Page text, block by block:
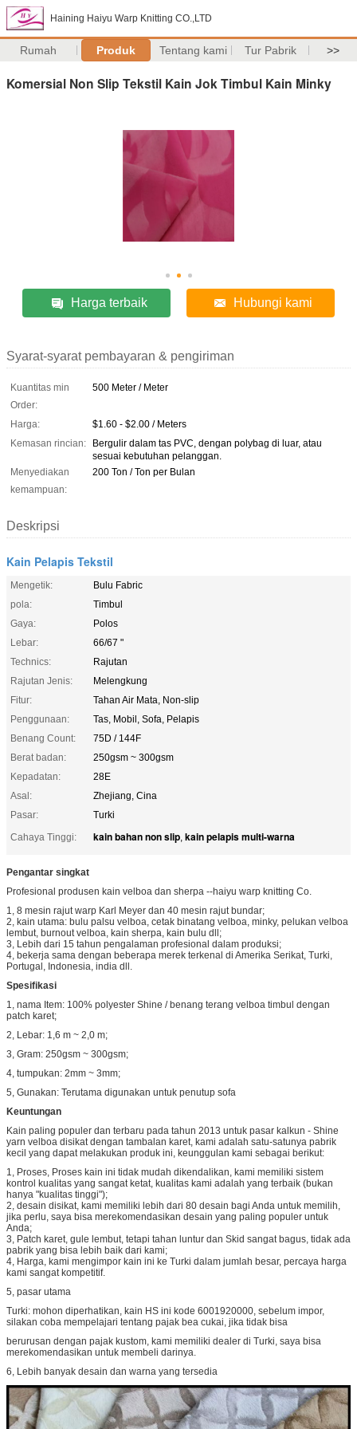
Haining Haiyu Warp Knitting CO.,LTD
Rumah Produk Tentang kami Tur Pabrik >>
Komersial Non Slip Tekstil Kain Jok Timbul Kain Minky
Harga terbaik Hubungi kami
Syarat-syarat pembayaran & pengiriman
Kuantitas min
Order:
500 Meter / Meter
Harga:
$1.60 - $2.00 / Meters
Kemasan rincian:
Bergulir dalam tas PVC, dengan polybag di luar, atau
sesuai kebutuhan pelanggan.
Menyediakan
kemampuan:
200 Ton / Ton per Bulan
Deskripsi
Kain Pelapis Tekstil
Mengetik:
Bulu Fabric
pola:
Timbul
Gaya:
Polos
Lebar:
66/67 "
Technics:
Rajutan
Rajutan Jenis:
Melengkung
Fitur:
Tahan Air Mata, Non-slip
Penggunaan:
Tas, Mobil, Sofa, Pelapis
Benang Count:
75D / 144F
Berat badan:
250gsm ~ 300gsm
Kepadatan:
28E
Asal:
Zhejiang, Cina
Pasar:
Turki
Cahaya Tinggi:
kain bahan non slip, kain pelapis multi-warna
Pengantar singkat
Profesional produsen kain velboa dan sherpa --haiyu warp knitting Co.
1, 8 mesin rajut warp Karl Meyer dan 40 mesin rajut bundar;
2, kain utama: bulu palsu velboa, cetak binatang velboa, minky, pelukan velboa
lembut, burnout velboa, kain sherpa, kain bulu dll;
3, Lebih dari 15 tahun pengalaman profesional dalam produksi;
4, bekerja sama dengan beberapa merek terkenal di Amerika Serikat, Turki,
Portugal, Indonesia, india dll.
Spesifikasi
1, nama Item: 100% polyester Shine / benang terang velboa timbul dengan
patch karet;
2, Lebar: 1,6 m ~ 2,0 m;
3, Gram: 250gsm ~ 300gsm;
4, tumpukan: 2mm ~ 3mm;
5, Gunakan: Terutama digunakan untuk penutup sofa
Keuntungan
Kain paling populer dan terbaru pada tahun 2013 untuk pasar kalkun - Shine
yarn velboa disikat dengan tambalan karet, kami adalah satu-satunya pabrik
kecil yang dapat melakukan produk ini, keunggulan kami sebagai berikut:
1, Proses, Proses kain ini tidak mudah dikendalikan, kami memiliki sistem
kontrol kualitas yang sangat ketat, kualitas kami adalah yang terbaik (bukan
hanya "kualitas tinggi");
2, desain disikat, kami memiliki lebih dari 80 desain bagi Anda untuk memilih,
jika perlu, saya bisa merekomendasikan desain yang paling populer untuk
Anda;
3, Patch karet, gule lembut, tetapi tahan luntur dan Skid sangat bagus, tidak ada
pabrik yang bisa lebih baik dari kami;
4, Harga, kami mengimpor kain ini ke Turki dalam jumlah besar, percaya harga
kami sangat kompetitif.
5, pasar utama
Turki: mohon diperhatikan, kain HS ini kode 6001920000, sebelum impor,
silakan coba mempelajari tentang pajak bea cukai, jika tidak bisa
berurusan dengan pajak kustom, kami memiliki dealer di Turki, saya bisa
merekomendasikan untuk membeli darinya.
6, Lebih banyak desain dan warna yang tersedia